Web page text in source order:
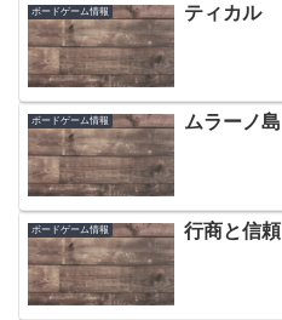
ボードゲーム情報 ティカル
ボードゲーム情報 ムラーノ島
ボードゲーム情報 行商と信頼